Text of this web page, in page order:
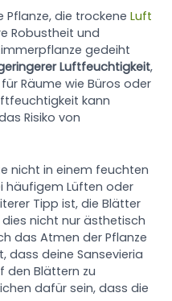
Pflanze, die trockeneLuft
Robustheit und
gedeiht
Luftfeuchtigkeit,
Räume wie Büros oder
kann
Risiko von
nicht in einem feuchten
häufigem Lüften oder
Tipp ist, die Blätter
dies nicht nur ästhetisch
das Atmen der Pflanze
dass deine Sansevieria
den Blättern zu
dafür sein, dass die